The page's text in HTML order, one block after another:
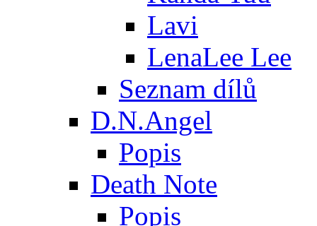
Lavi
LenaLee Lee
Seznam dílů
D.N.Angel
Popis
Death Note
Popis